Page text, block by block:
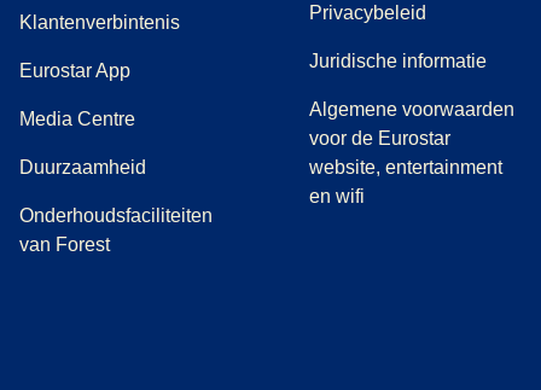
Klantenverbintenis
Eurostar App
Media Centre( opent in een nieuwe tab)
Duurzaamheid
Onderhoudsfaciliteiten
van Forest
Privacybeleid
Juridische informatie
Algemene voorwaarden
voor de Eurostar
website, entertainment
en wifi